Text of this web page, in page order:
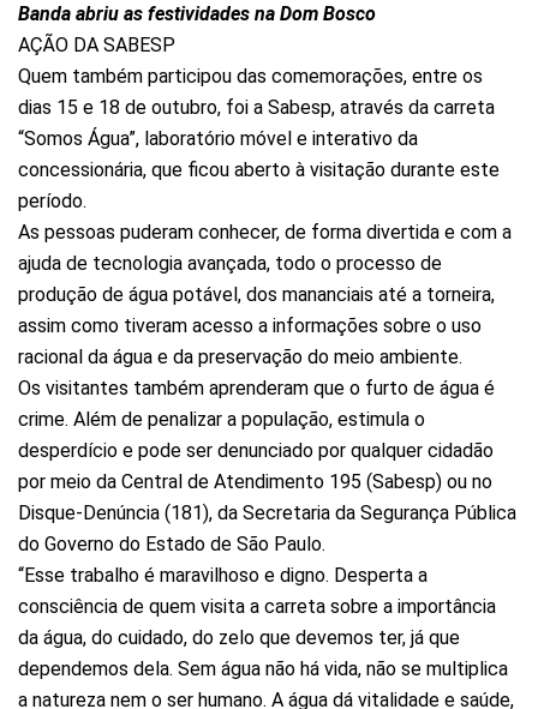
Banda abriu as festividades na Dom Bosco
AÇÃO DA SABESP
Quem também participou das comemorações, entre os
dias 15 e 18 de outubro, foi a Sabesp, através da carreta
“Somos Água”, laboratório móvel e interativo da
concessionária, que ficou aberto à visitação durante este
período.
As pessoas puderam conhecer, de forma divertida e com a
ajuda de tecnologia avançada, todo o processo de
produção de água potável, dos mananciais até a torneira,
assim como tiveram acesso a informações sobre o uso
racional da água e da preservação do meio ambiente.
Os visitantes também aprenderam que o furto de água é
crime. Além de penalizar a população, estimula o
desperdício e pode ser denunciado por qualquer cidadão
por meio da Central de Atendimento 195 (Sabesp) ou no
Disque-Denúncia (181), da Secretaria da Segurança Pública
do Governo do Estado de São Paulo.
“Esse trabalho é maravilhoso e digno. Desperta a
consciência de quem visita a carreta sobre a importância
da água, do cuidado, do zelo que devemos ter, já que
dependemos dela. Sem água não há vida, não se multiplica
a natureza nem o ser humano. A água dá vitalidade e saúde,